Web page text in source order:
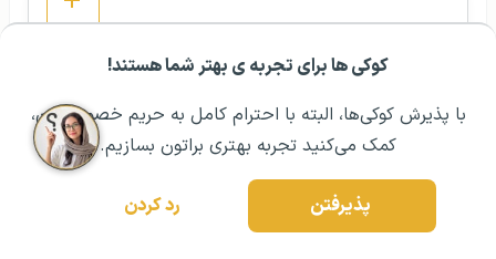
کوکی ها برای تجربه ی بهتر شما هستند!
با پذیرش کوکی‌ها، البته با احترام کامل به حریم خصوصیتون،
کمک می‌کنید تجربه بهتری براتون بسازیم.
پذیرفتن رد کردن
مشــاوره اولیه رایگان: ۰۲۱ ۴۳۰۰۰ ۰۲۱ رزرو مشاوره تخصصی
پرسش و پاسخ
آموزش رایگان زبان ! دریافت اپ